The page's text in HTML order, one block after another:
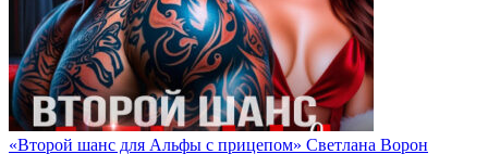
«Второй шанс для Альфы с прицепом» Светлана Ворон